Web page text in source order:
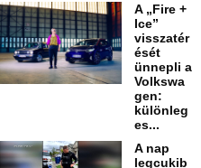
A „Fire +
Ice”
visszatér
ését
ünnepli a
Volkswa
gen:
különleg
es...
A nap
legcukib